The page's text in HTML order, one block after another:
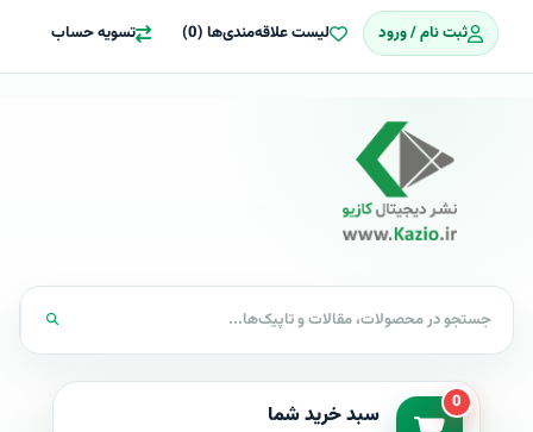
ثبت نام / ورود لیست علاقه‌مندی‌ها (0) تسویه حساب
0 سبد خرید شما